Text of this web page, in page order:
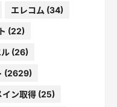
エレコム (34)
(22)
(26)
(2629)
イン取得(25)